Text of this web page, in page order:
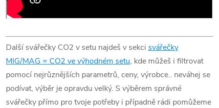
Další svářečky CO2 v setu najdeš v sekci svářečky
MIG/MAG = CO2 ve výhodném setu, kde můžeš i filtrovat
pomocí nejrůznějších parametrů, ceny, výrobce.. neváhej se
podívat, výběr je opravdu velký. S výběrem správné
svářečky přímo pro tvoje potřeby i případně rádi pomůžeme